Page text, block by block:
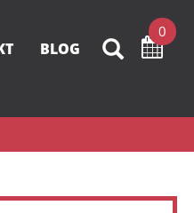
0
BLOG